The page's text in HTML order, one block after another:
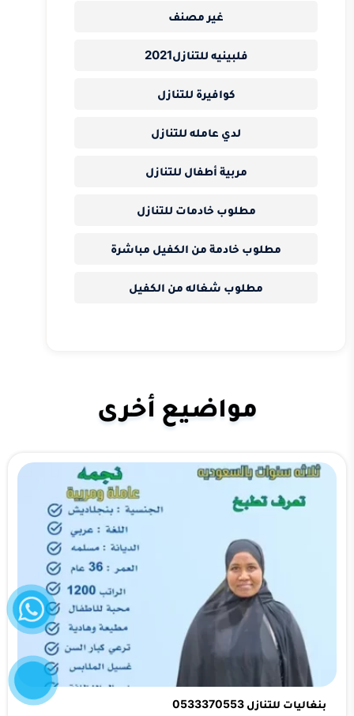
غير مصنف
فلبينيه للتنازل2021
كوافيرة للتنازل
لدي عامله للتنازل
مربية أطفال للتنازل
مطلوب خادمات للتنازل
مطلوب خادمة من الكفيل مباشرة
مطلوب شغاله من الكفيل
مواضيع أخرى
بنغاليات للتنازل 0533370553
واتساب
إتصل
الآن